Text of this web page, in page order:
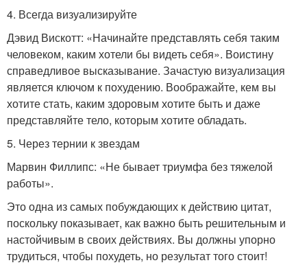
4. Всегда визуализируйте
Дэвид Вискотт: «Начинайте представлять себя таким
человеком, каким хотели бы видеть себя». Воистину
справедливое высказывание. Зачастую визуализация
является ключом к похудению. Воображайте, кем вы
хотите стать, каким здоровым хотите быть и даже
представляйте тело, которым хотите обладать.
5. Через тернии к звездам
Марвин Филлипс: «Не бывает триумфа без тяжелой
работы».
Это одна из самых побуждающих к действию цитат,
поскольку показывает, как важно быть решительным и
настойчивым в своих действиях. Вы должны упорно
трудиться, чтобы похудеть, но результат того стоит!